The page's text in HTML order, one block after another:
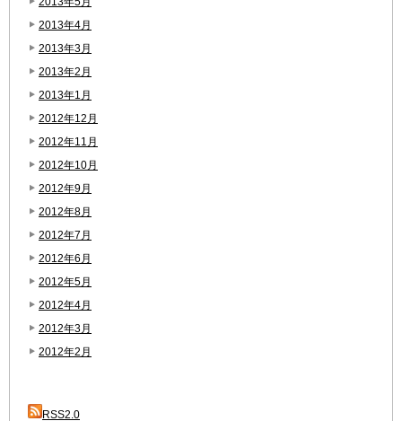
2013年4月
2013年3月
2013年2月
2013年1月
2012年12月
2012年11月
2012年10月
2012年9月
2012年8月
2012年7月
2012年6月
2012年5月
2012年4月
2012年3月
2012年2月
RSS2.0